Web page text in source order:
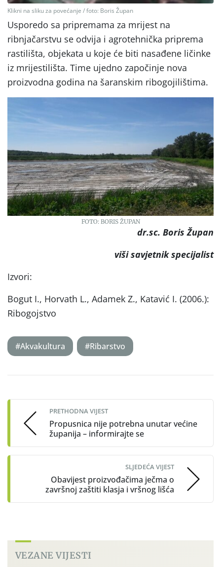
Klikni na sliku za povećanje / foto: Boris Župan
Usporedo sa pripremama za mrijest na
ribnjačarstvu se odvija i agrotehnička priprema
rastilišta, objekata u koje će biti nasađene ličinke
iz mrijestilišta. Time ujedno započinje nova
proizvodna godina na šaranskim ribogojilištima.
FOTO: BORIS ŽUPAN
dr.sc. Boris Župan
viši savjetnik specijalist
Izvori:
Bogut I., Horvath L., Adamek Z., Katavić I. (2006.):
Ribogojstvo
#Akvakultura #Ribarstvo
navigation
PRETHODNA VIJEST
Propusnica nije potrebna unutar većine
županija – informirajte se
SLJEDEĆA VIJEST
Obavijest proizvođačima ječma o
završnoj zaštiti klasja i vršnog lišća
VEZANE VIJESTI